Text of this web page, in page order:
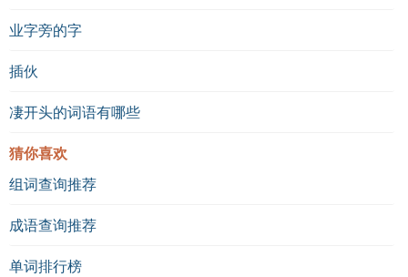
业字旁的字
插伙
凄开头的词语有哪些
猜你喜欢
组词查询推荐
成语查询推荐
单词排行榜